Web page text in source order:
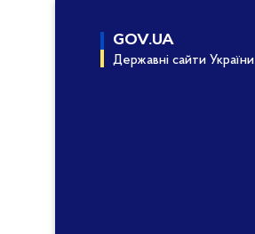
GOV.UA
Державні сайти України